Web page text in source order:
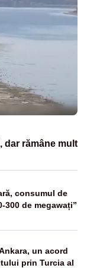
dar rămâne mult
consumul de
300 de megawați”
un acord
prin Turcia al